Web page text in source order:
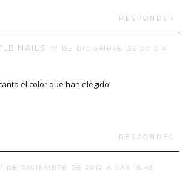
RESPONDER
NAILS
17 DE DICIEMBRE DE 2012 A
el color que han elegido!
RESPONDER
DE DICIEMBRE DE 2012 A LAS 18:43